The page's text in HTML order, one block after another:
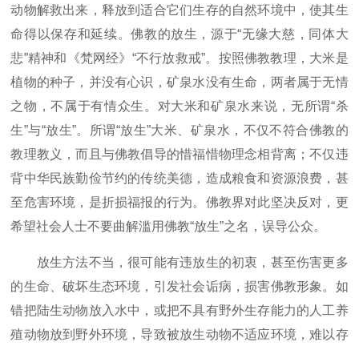
动物解救出来，释放到适合它们生存的自然环境中，使其生
命得以保存和延续。佛教的放生，源于“无缘大慈，同体大
悲”精神和《梵网经》“不行放救戒”。按照佛教教理，大米是
植物的种子，并没有心识，矿泉水没有生命，两者属于无情
之物，不属于有情众生。对大米和矿泉水来说，无所谓“杀
生”与“放生”。所谓“放生”大米、矿泉水，不仅不符合佛教的
教理教义，而且与佛教倡导的惜福惜物理念相背离；不仅违
背中华民族勤俭节约的传统美德，造成粮食和资源浪费，甚
至危害环境，是折损福报的行为。佛教界对此坚决反对，更
希望社会人士不要曲解滥用佛教“放生”之名，误导公众。
放生方法不当，很可能有违放生的初衷，甚至伤害更多
的生命、破坏生态环境，引发社会诟病，损害佛教形象。如
错把陆生动物放入水中，或把不具有野外生存能力的人工养
殖动物放到野外环境，导致被放生动物不适应环境，难以存